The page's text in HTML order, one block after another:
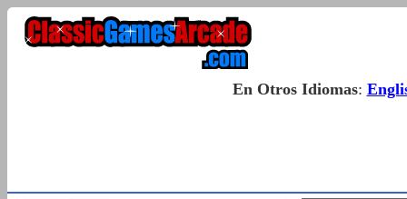
En Otros Idiomas: